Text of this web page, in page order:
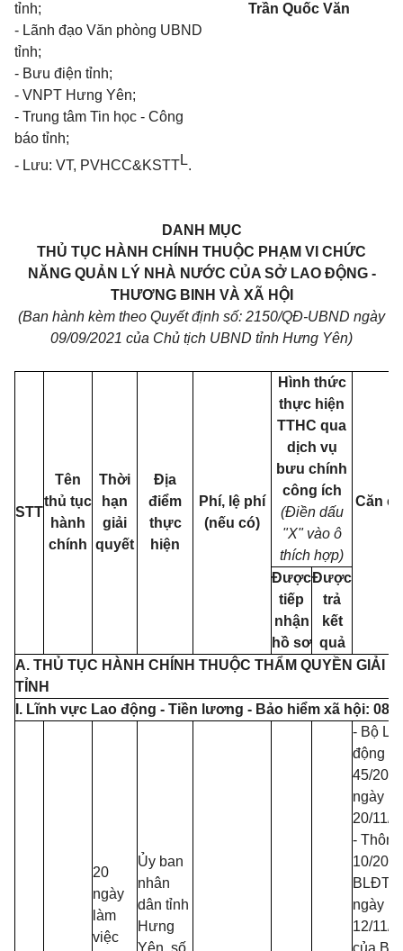
tỉnh;
- Lãnh đạo Văn phòng UBND
tỉnh;
- Bưu điện tỉnh;
- VNPT Hưng Yên;
- Trung tâm Tin học - Công
báo tỉnh;
- Lưu: VT, PVHCC&KSTTL.
Trần Quốc Văn
DANH MỤC
THỦ TỤC HÀNH CHÍNH THUỘC PHẠM VI CHỨC
NĂNG QUẢN LÝ NHÀ NƯỚC CỦA SỞ LAO ĐỘNG -
THƯƠNG BINH VÀ XÃ HỘI
(Ban hành kèm theo Quyết định số: 2150/QĐ-UBND ngày
09/09/2021 của Chủ tịch UBND tỉnh Hưng Yên)
STT
Tên
thủ tục
hành
chính
Thời
hạn
giải
quyết
Địa
điểm
thực
hiện
Phí, lệ phí
(nếu có)
Hình thức
thực hiện
TTHC qua
dịch vụ
bưu chính
công ích
(Điền dấu
"X" vào ô
thích hợp)
Căn
Được
tiếp
nhận
hồ sơ
Được
trả
kết
quả
A. THỦ TỤC HÀNH CHÍNH THUỘC THẨM QUYỀN GIẢI
TỈNH
I. Lĩnh vực Lao động - Tiền lương - Bảo hiểm xã hội: 08
20
ngày
làm
việc
Ủy ban
nhân
dân tỉnh
Hưng
Yên, số
- Bộ
động số
45/
ngày
20/11/
-
10/
ngày
12/11/
của Bộ